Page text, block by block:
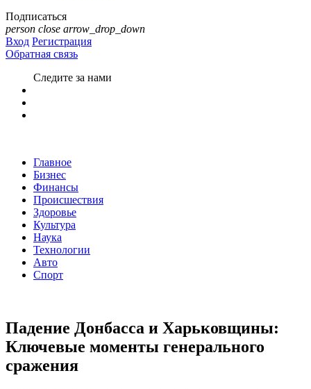
Подписаться
person close arrow_drop_down
Вход Регистрация
Обратная связь
Следите за нами
Главное
Бизнес
Финансы
Происшествия
Здоровье
Культура
Наука
Технологии
Авто
Спорт
Падение Донбасса и Харьковщины:
Ключевые моменты генерального
сражения